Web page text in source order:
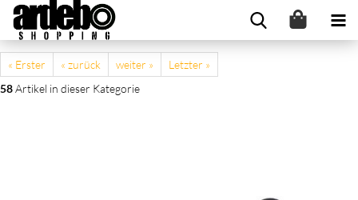
« Erster « zurück weiter »
Letzter »
58Artikel in dieser Kategorie